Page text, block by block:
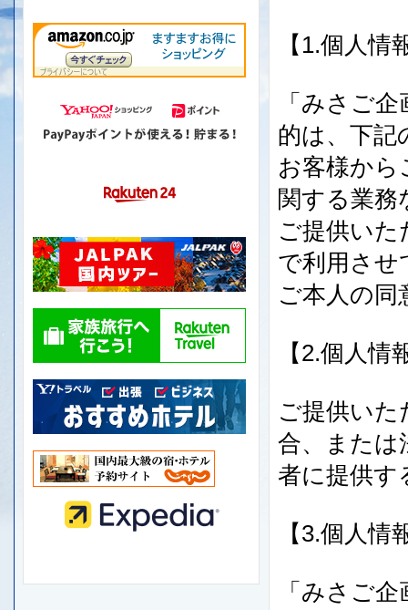
【1.個人
「みさご
的は、下記
お客様から
関する業務
ご提供いた
で利用させ
ご本人の同
【2.個人
ご提供い
合、または
者に提供す
【3.個人
「みさご